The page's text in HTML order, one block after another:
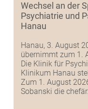
Wechsel an der
Psychiatrie und
Hanau
Hanau, 3. August
übernimmt zum 1.
Die Klinik für
Klinikum Hanau
Zum 1. August
Sobanski die